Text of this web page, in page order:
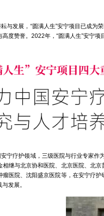
发展，“圆满人生”安宁项目已成为
度赞誉。2022年，“圆满人生”安宁
疗护领域，三级医院与行业专家作为
相继与北京协和医院、北京医院、北
瘤医院、沈阳盛京医院等，在安宁疗
发展。